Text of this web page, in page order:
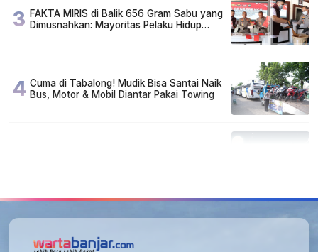
3 FAKTA MIRIS di Balik 656 Gram Sabu yang
Dimusnahkan: Mayoritas Pelaku Hidup
4 Cuma di Tabalong! Mudik Bisa Santai Naik
Bus, Motor & Mobil Diantar Pakai Towing